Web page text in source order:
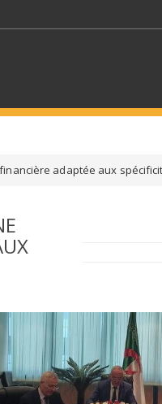
SÉLECTIONNEZ UNE CATÉGORIE
adaptée aux